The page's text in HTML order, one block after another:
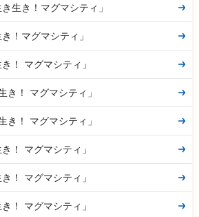
生き！マグマシティ」
！マグマシティ」
！ マグマシティ」
き！ マグマシティ」
き！ マグマシティ」
！ マグマシティ」
！ マグマシティ」
！ マグマシティ」